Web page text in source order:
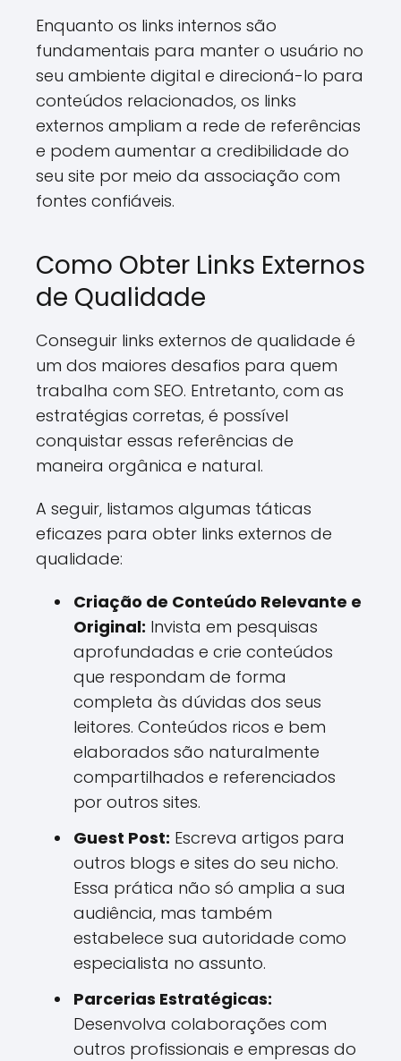
Enquanto os links internos são
fundamentais para manter o usuário no
seu ambiente digital e direcioná-lo para
conteúdos relacionados, os links
externos ampliam a rede de referências
e podem aumentar a credibilidade do
seu site por meio da associação com
fontes confiáveis.
Como Obter Links Externos
de Qualidade
Conseguir links externos de qualidade é
um dos maiores desafios para quem
trabalha com SEO. Entretanto, com as
estratégias corretas, é possível
conquistar essas referências de
maneira orgânica e natural.
A seguir, listamos algumas táticas
eficazes para obter links externos de
qualidade:
Criação de Conteúdo Relevante e
Original: Invista em pesquisas
aprofundadas e crie conteúdos
que respondam de forma
completa às dúvidas dos seus
leitores. Conteúdos ricos e bem
elaborados são naturalmente
compartilhados e referenciados
por outros sites.
Guest Post: Escreva artigos para
outros blogs e sites do seu nicho.
Essa prática não só amplia a sua
audiência, mas também
estabelece sua autoridade como
especialista no assunto.
Parcerias Estratégicas:
Desenvolva colaborações com
outros profissionais e empresas do